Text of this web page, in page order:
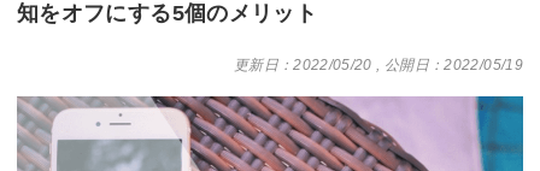
知をオフにする5個のメリット
更新日：2022/05/20 , 公開日：2022/05/19